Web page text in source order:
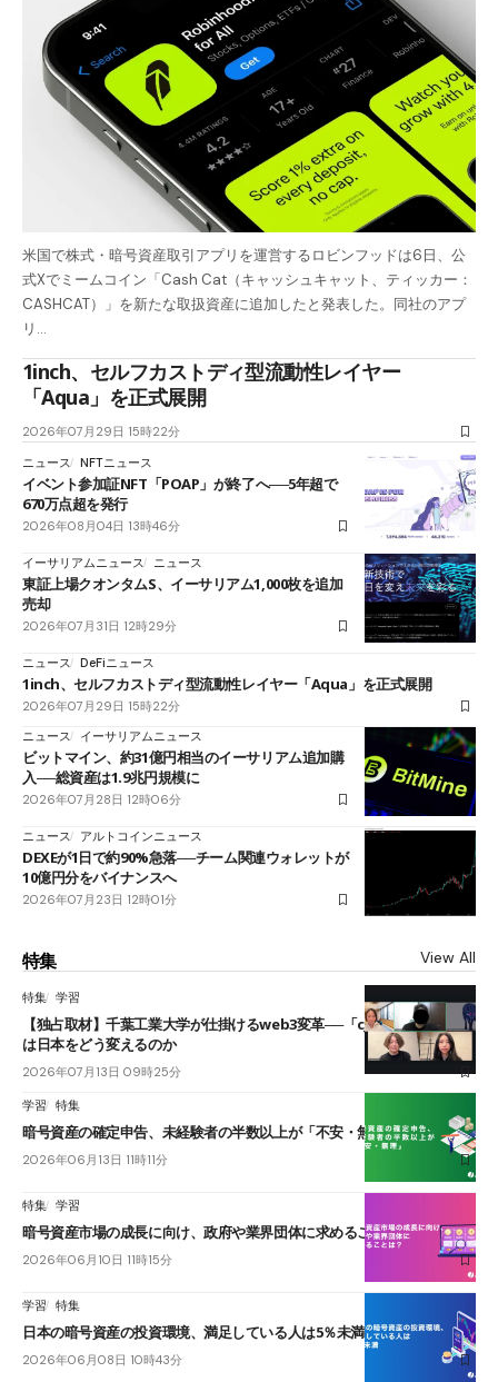
米国で株式・暗号資産取引アプリを運営するロビンフッドは6日、公
式Xでミームコイン「Cash Cat（キャッシュキャット、ティッカー：
CASHCAT）」を新たな取扱資産に追加したと発表した。同社のアプ
リ…
1inch、セルフカストディ型流動性レイヤー
「Aqua」を正式展開
2026年07月29日 15時22分
ニュース NFTニュース
イベント参加証NFT「POAP」が終了へ──5年超で
670万点超を発行
2026年08月04日 13時46分
イーサリアムニュース ニュース
東証上場クオンタムS、イーサリアム1,000枚を追加
売却
2026年07月31日 12時29分
ニュース DeFiニュース
1inch、セルフカストディ型流動性レイヤー「Aqua」を正式展開
2026年07月29日 15時22分
ニュース
イーサリアムニュース
ビットマイン、約31億円相当のイーサリアム追加購
入──総資産は1.9兆円規模に
2026年07月28日 12時06分
ニュース アルトコインニュース
DEXEが1日で約90%急落──チーム関連ウォレットが
10億円分をバイナンスへ
2026年07月23日 12時01分
特集 View All
特集 学習
【独占取材】千葉工業大学が仕掛けるweb3変革──「cJPY」とAIの融合
は日本をどう変えるのか
2026年07月13日 09時25分
学習 特集
暗号資産の確定申告、未経験者の半数以上が「不安・無理」
2026年06月13日 11時11分
特集 学習
暗号資産市場の成長に向け、政府や業界団体に求めることは？
2026年06月10日 11時15分
学習 特集
日本の暗号資産の投資環境、満足している人は5％未満
2026年06月08日 10時43分